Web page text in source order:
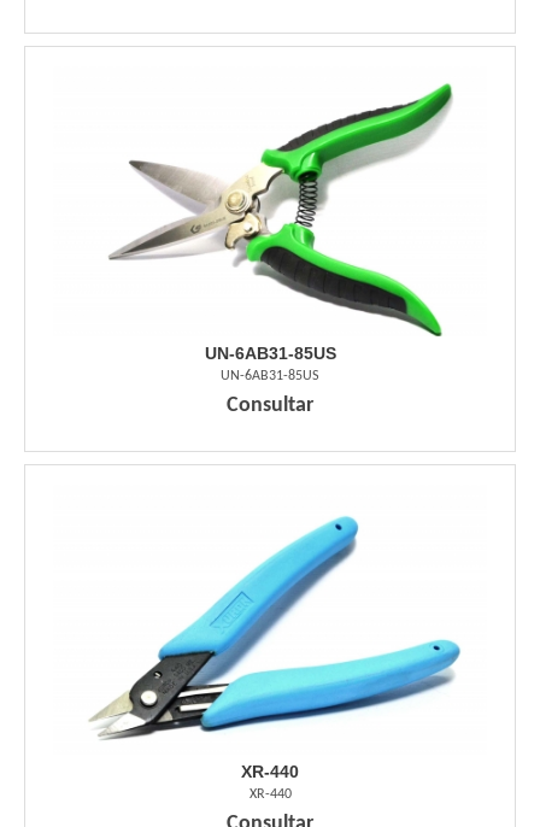
UN-6AB31-85US
UN-6AB31-85US
Consultar
XR-440
XR-440